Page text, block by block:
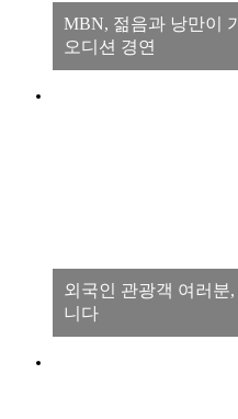
MBN, 젊음과 낭만이
오디션 경연
외국인 관광객 여러분
니다